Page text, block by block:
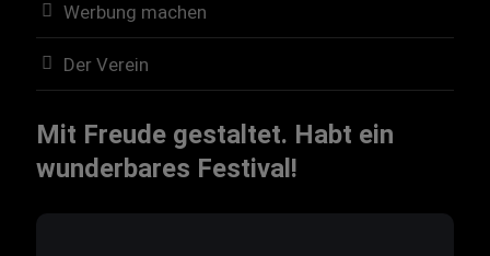
Werbung machen
Der Verein
Mit Freude gestaltet. Habt ein
wunderbares Festival!